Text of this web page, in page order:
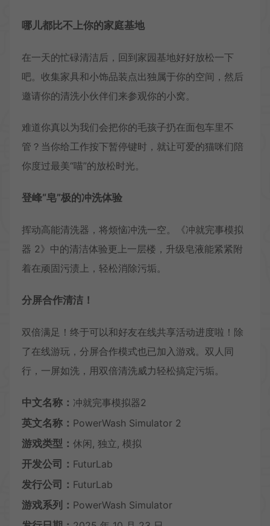
哪儿都比不上你的家庭基地
在一天的忙碌清洁后，回到家园基地好好放松一下
吧。收集家具和小饰品装点出独属于你的空间，然后
邀请你的清洗小伙伴们来参观你的小窝。
难道你真以为我们会把你的毛孩子扔在面包车里不
管？当你给工作按下暂停键时，就让可爱的猫咪们陪
你度过最美“喵”的放松时光。
登峰“皂”极的冲洗体验
挥动高能清洗器，将烦恼冲洗一空。《冲就完事模拟
器 2》中的清洁体验更上一层楼，升级皂液能紧紧附
着在顽固污渍上，轻松消除污垢。
分屏合作清洁！
双倍满足！终于可以和好友在线共享活动进度啦！除
了在线游玩，分屏合作模式也已加入游戏。 双人 同
行，一屏如洗，用双倍清洗威力轻松搞定污垢。
中文名称： 冲就完事模拟器2
英文名称： PowerWash Simulator 2
游戏类型： 休闲, 独立, 模拟
开发公司： FuturLab
发行公司： FuturLab
游戏系列： PowerWash Simulator